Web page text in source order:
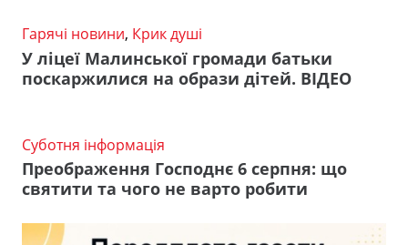
Гарячі новини, Крик душі
У ліцеї Малинської громади батьки
поскаржилися на образи дітей. ВІДЕО
Суботня інформація
Преображення Господнє 6 серпня: що
святити та чого не варто робити